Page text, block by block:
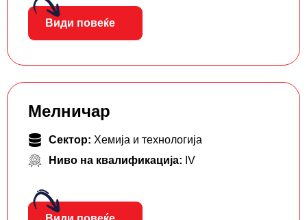
Види повеќе
Мелничар
Сектор: Хемија и технологија
Ниво на квалификација: IV